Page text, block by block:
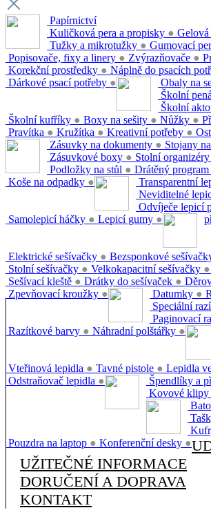
Papírnictví
Kuličková pera a propisky ● Gelová
Tužky a mikrotužky ● Gumovací
Popisovače, fixy a linery ● Zvýrazňovače ●
Korekční prostředky ● Náplně do psacích
Dárkové psací potřeby ● Obaly na
Školní
Školní
Školní kufříky ● Boxy na sešity ● Nůžky ●
Pravítka ● Kružítka ● Kreativní potřeby ●
Zásuvky na dokumenty ● Stojany
Zásuvkové boxy ● Stolní organizéry
Podložky na stůl ● Drátěný program
Koše na odpadky ● Transparentní
Neviditelné
Odvíječe lepicí
Samolepicí háčky ● Lepicí gumy ●
Elektrické sešívačky ● Bezsponkové
Stolní sešívačky ● Velkokapacitní sešívačky ●
Sešívací kleště ● Drátky do sešívaček ●
Zpevňovací kroužky ● Datumky ●
Speciální
Paginovací
Razítkové barvy ● Náhradní polštářky ●
Vteřinová lepidla ● Tavné pistole ● Lepidla
Odstraňovač lepidla ● Špendlíky a
Kovové klipy
Pouzdra na laptop ● Konferenční desky ●
UŽITEČNÉ INFORMACE
DORUČENÍ A DOPRAVA
KONTAKT